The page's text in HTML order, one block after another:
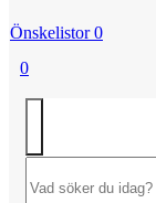
Önskelistor 0
0